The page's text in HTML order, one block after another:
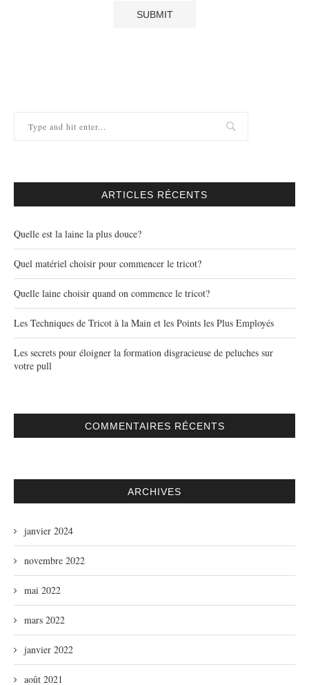
ARTICLES RÉCENTS
Quelle est la laine la plus douce?
Quel matériel choisir pour commencer le tricot?
Quelle laine choisir quand on commence le tricot?
Les Techniques de Tricot à la Main et les Points les Plus Employés
Les secrets pour éloigner la formation disgracieuse de peluches sur
votre pull
COMMENTAIRES RÉCENTS
ARCHIVES
janvier 2024
novembre 2022
mai 2022
mars 2022
janvier 2022
août 2021